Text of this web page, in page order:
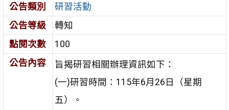
公告類別
研習活動
公告等級
轉知
點閱次數
100
公告內容
旨揭研習相關辦理資訊如下：
(一)研習時間：115年6月26日（星期
五）。